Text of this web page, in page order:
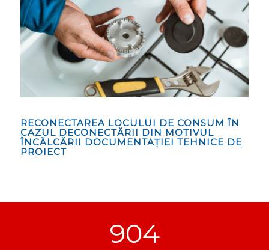
RECONECTAREA LOCULUI DE CONSUM ÎN
CAZUL DECONECTĂRII DIN MOTIVUL
ÎNCĂLCĂRII DOCUMENTAȚIEI TEHNICE DE
PROIECT
904